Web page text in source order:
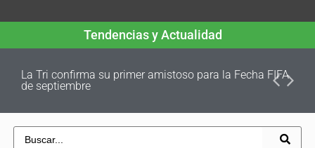
Tendencias y Actualidad
La Tri confirma su primer amistoso para la Fecha FIFA
de septiembre